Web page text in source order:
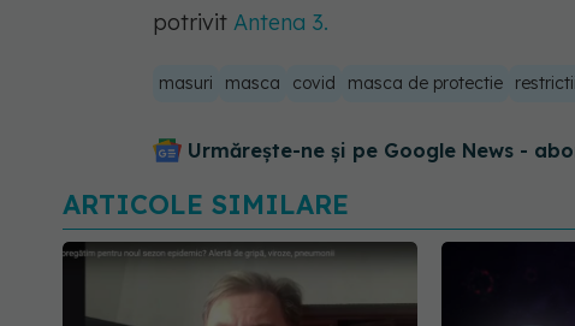
potrivit Antena 3.
masuri masca covid masca de protectie
Urmărește-ne și pe Google News -
ARTICOLE SIMILARE